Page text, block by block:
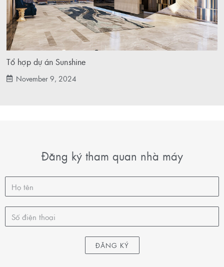
Tổ hợp dự án Sunshine
November 9, 2024
Đăng ký tham quan nhà máy
ĐĂNG KÝ